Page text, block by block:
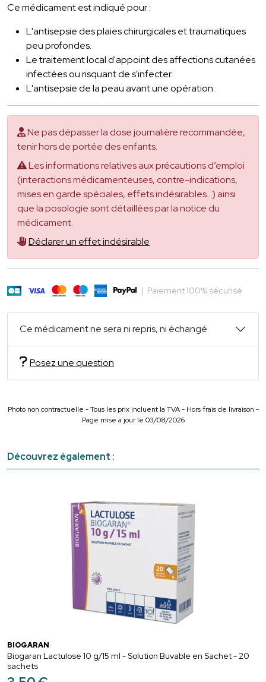
Ce médicament est indiqué pour :
L'antisepsie des plaies chirurgicales et traumatiques
peu profondes.
Le traitement local d'appoint des affections cutanées
infectées ou risquant de s'infecter.
L'antisepsie de la peau avant une opération.
Ne pas dépasser la dose journalière recommandée,
tenir hors de portée des enfants.
Les informations relatives aux précautions d’emploi
(interactions médicamenteuses, contre-indications,
mises en garde spéciales, effets indésirables...) ainsi
que la posologie sont détaillées par la notice du
médicament.
Déclarer un effet indésirable
| Paiement 100% sécurisé
Ce médicament ne sera ni repris, ni échangé
Posez une question
Photo non contractuelle - Tous les prix incluent la TVA - Hors frais de livraison -
Page mise à jour le 03/08/2026
Découvrez également :
BIOGARAN
Biogaran Lactulose 10 g/15 ml - Solution Buvable en Sachet - 20
sachets